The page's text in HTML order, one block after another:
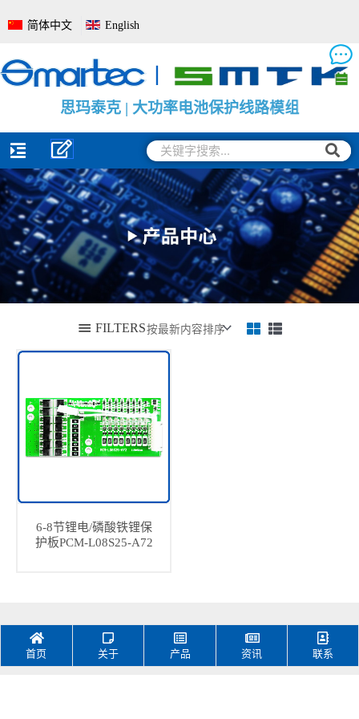
至
容
简体中文 English
思玛泰克 | 电池管理系统全面解决方案
思玛泰克 | 大功率电池保护线路模组
思玛泰克 | 电池电量监测保护板
搜
索
搜
索
FILTERS
6-8节锂电/磷酸铁锂保
护板PCM-L08S25-A72
首页 关于 产品 资讯 联系